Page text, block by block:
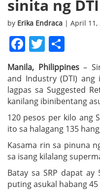
sinita ng DTI
by Erika Endraca | April 11,
Facebook
Twitter
Manila, Philippines–
and Industry (DTI) ang
lagpas sa Suggested
kanilang ibinibentang
120 pesos per kilo ang
ito sa halagang 135
Kasama rin sa pinuna
sa isang kilalang
Batay sa SRP dapat
puting asukal habang